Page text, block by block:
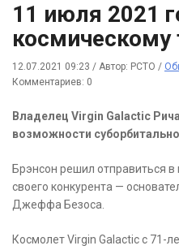
11 июля 2021
космическому
12.07.2021 09:23 / Автор: РСТО /
Комментариев: 0
Владелец Virgin Galactic
возможности
Брэнсон решил отправиться
своего конкурента —
Джеффа Безоса.
Космолет Virgin Galactic с 71-